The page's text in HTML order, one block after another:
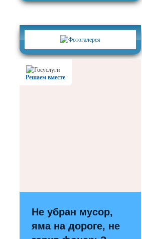
Решаем вместе
Не убран мусор,
яма на дороге, не